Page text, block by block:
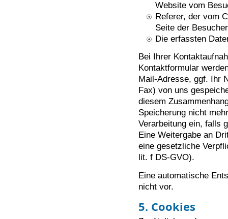
Website vom
Referer, der vom
Seite der
Die erfassten
Bei Ihrer
Kontaktformular
Mail-Adresse, ggf. Ihr
Fax) von uns
diesem
Speicherung nicht
Verarbeitung ein, falls
Eine Weitergabe an
eine gesetzliche
lit. f DS-GVO).
Eine automatische
nicht vor.
5. Cookies